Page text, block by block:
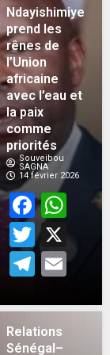
Ndayishimiye
prend les
rênes de
l’Union
africaine
avec l’eau et
la paix
comme
priorités
Souveibou
SAGNA
14 février 2026
X
Relations
Sénégal–